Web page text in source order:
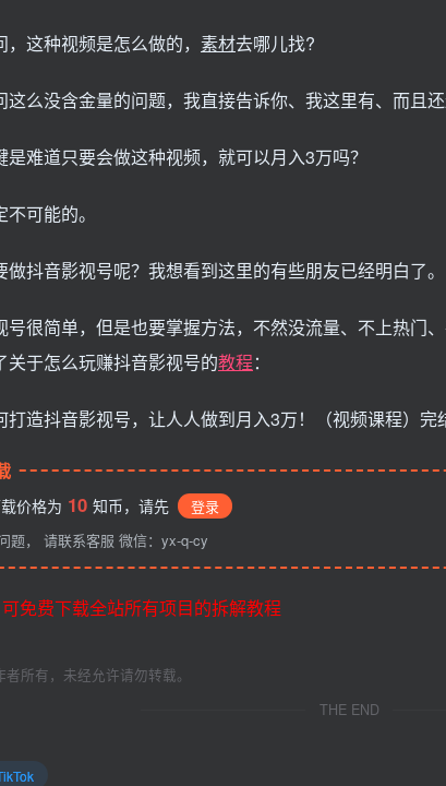
这种视频是怎么做的， 素材去哪儿找?
这么没含金量的问题，我直接告诉你、我这里有、而且
是难道只要会做这种视频，就可以月入3万吗？
可能的。
做抖音影视号呢？我想看到这里的有些朋友已经明白了。
号很简单，但是也要掌握方法，不然没流量、不上热门
关于怎么玩赚抖音影视号的教程：
价格为 10 知币，请先
登录
题， 请联系客服 微信：yx-q-cy
免费下载全站所有项目的拆解教程
所有，未经允许请勿转载。
THE END